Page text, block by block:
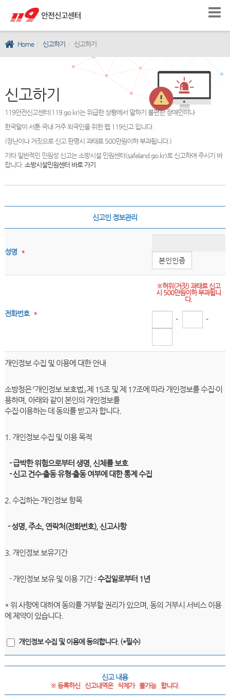
Home 신고하기 신고하기
신고하기
119안전신고센터(119.go.kr)는 위급한 상황에서 말하기 불편한 장애인이나
한국말이 서툰 국내 거주 외국인을 위한 웹 119신고 입니다.
(장난이나 거짓으로 신고 판명시 과태료 500만원이하 부과됩니다.)
기타 일반적인 민원성 신고는 소방시설 민원센터(safeland.go.kr)로 신고하여 주시기 바
랍니다. 소방시설민원센터 바로 가기
신고인 정보관리
성명 *
본인인증
전화번호 *
※허위(거짓) 과태료 신고
시 500만원이하 부과됩니
다.
- -
개인정보 수집 및 이용에 대한 안내
소방청은 『개인정보 보호법』 제 15조 및 제 17조에 따라 개인정보를 수집·이
용하며, 아래와 같이 본인의 개인정보를
수집·이용하는 데 동의를 받고자 합니다.
1. 개인정보 수집 및 이용 목적
- 급박한 위험으로부터 생명, 신체를 보호
- 신고 건수·출동 유형·출동 여부에 대한 통계 수집
2. 수집하는 개인정보 항목
- 성명, 주소, 연락처(전화번호), 신고사항
3. 개인정보 보유기간
- 개인정보 보유 및 이용 기간 : 수집일로부터 1년
* 위 사항에 대하여 동의를 거부할 권리가 있으며, 동의 거부시 서비스 이용
에 제약이 있습니다.
개인정보 수집 및 이용에 동의합니다. (*필수)
신고 내용
※ 등록하신   신고내역은   삭제가   불가능   합니다.